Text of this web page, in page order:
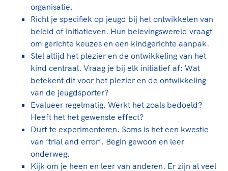
organisatie.
Richt je specifiek op jeugd bij het ontwikkelen van
beleid of initiatieven. Hun belevingswereld vraagt
om gerichte keuzes en een kindgerichte aanpak.
Stel altijd het plezier en de ontwikkeling van het
kind centraal. Vraag je bij elk initiatief af: Wat
betekent dit voor het plezier en de ontwikkeling
van de jeugdsporter?
Evalueer regelmatig. Werkt het zoals bedoeld?
Heeft het het gewenste effect?
Durf te experimenteren. Soms is het een kwestie
van ‘trial and error’. Begin gewoon en leer
onderweg.
Kijk om je heen en leer van anderen. Er zijn al veel